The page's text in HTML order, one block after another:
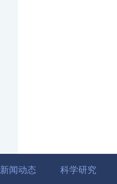
新闻动态 科学研究